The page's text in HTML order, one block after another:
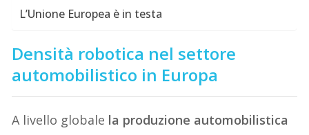
L’Unione Europea è in testa
Densità robotica nel settore
automobilistico in Europa
A livello globale la produzione automobilistica